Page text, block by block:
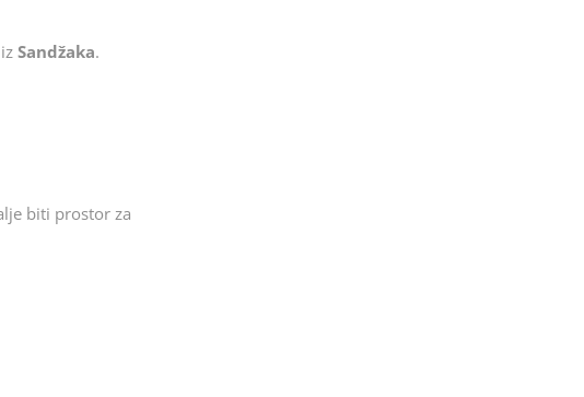
Sandžaka.
biti prostor za